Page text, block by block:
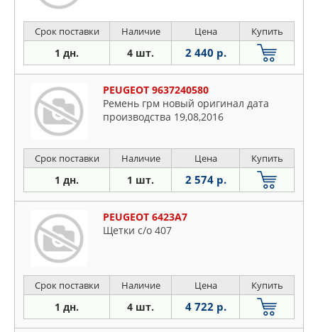
Срок поставки Наличие Цена Купить
1 дн. 4 шт. 2 440 р.
PEUGEOT 9637240580
Ремень грм новый оригинал дата
производства 19,08,2016
Срок поставки Наличие Цена Купить
1 дн. 1 шт. 2 574 р.
PEUGEOT 6423A7
Щетки с/о 407
Срок поставки Наличие Цена Купить
1 дн. 4 шт. 4 722 р.